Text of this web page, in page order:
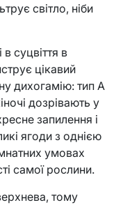
світло, ніби
в суцвіття в
цікавий
дихогамію: тип А
дозрівають у
запилення і
ягоди з однією
умовах
самої рослини.
тому